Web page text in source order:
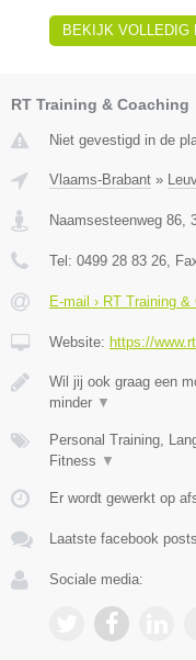
BEKIJK VOLLEDIG
RT Training & Coaching
Niet gevestigd in de
Vlaams-Brabant »
Naamsesteenweg 86,
Tel: 0499 28 83 26,
E-mail › RT Training &
Website: https://
Wil jij ook graag een
minder ▼
Personal Training,
Fitness ▼
Er wordt gewerkt op
Laatste facebook posts
Sociale media: